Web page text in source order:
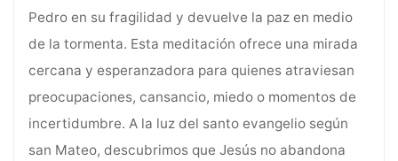
Pedro en su fragilidad y devuelve la paz en medio
de la tormenta. Esta meditación ofrece una mirada
cercana y esperanzadora para quienes atraviesan
preocupaciones, cansancio, miedo o momentos de
incertidumbre. A la luz del santo evangelio según
san Mateo, descubrimos que Jesús no abandona